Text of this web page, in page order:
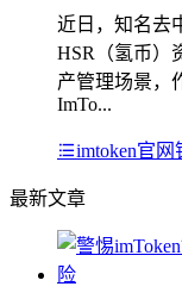
近日，知名去
HSR（氢币）
产管理场景，
ImTo...
imtoken官网
最新文章